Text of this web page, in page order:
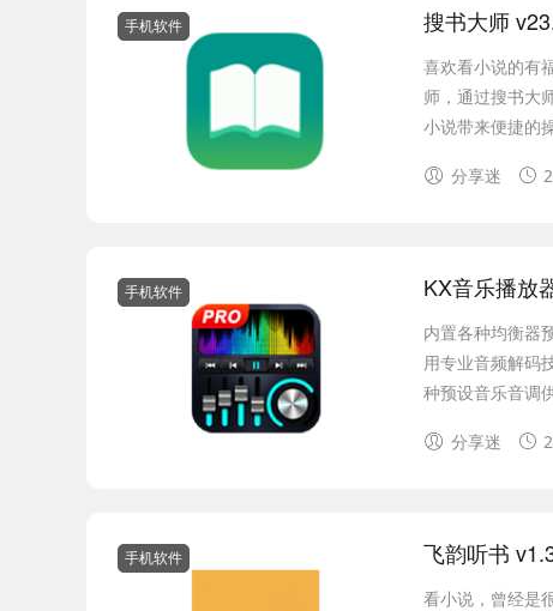
手机软件 搜书大师
喜欢看小说的有
师，通过搜书大
小说带来便捷的
分享迷
手机软件 KX音乐播放
内置各种均衡器
用专业音频解码
种预设音乐音调
分享迷
手机软件 飞韵听书
看小说，曾经是